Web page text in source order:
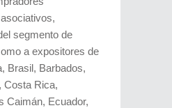
segmento de
a expositores de
Brasil, Barbados,
Costa Rica,
Caimán, Ecuador,